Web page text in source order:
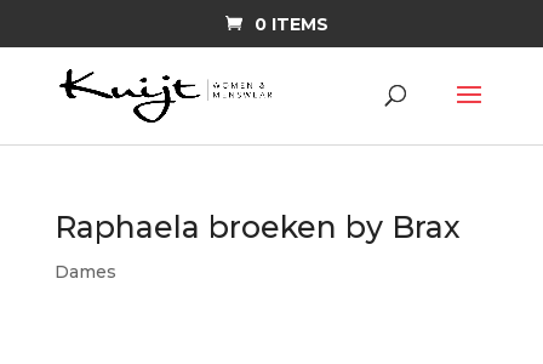
0 ITEMS
Raphaela broeken by Brax
Dames